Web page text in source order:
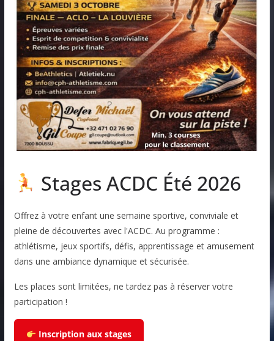
Stages ACDC Été 2026
Offrez à votre enfant une semaine sportive, conviviale et
pleine de découvertes avec l'ACDC. Au programme :
athlétisme, jeux sportifs, défis, apprentissage et amusement
dans une ambiance dynamique et sécurisée.
Les places sont limitées, ne tardez pas à réserver votre
participation !
Inscription aux stages